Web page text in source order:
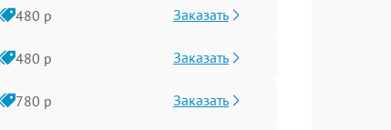
480 р Заказать
480 р Заказать
780 р Заказать